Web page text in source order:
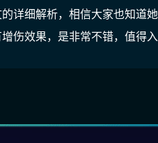
详细解析，相信大家也知道她
伤效果，是非常不错，值得入